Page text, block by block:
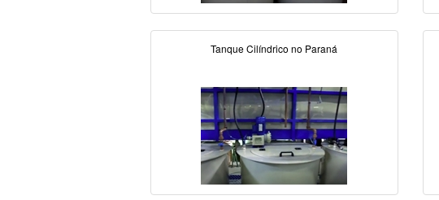
Tanque Cilíndrico no Paraná